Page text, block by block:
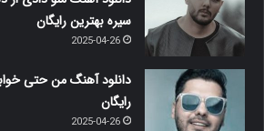
سیره بهترین رایگان
2025-04-26
دانلود آهنگ من حتی
رایگان
2025-04-26